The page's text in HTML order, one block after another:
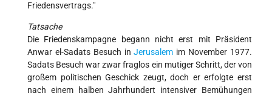
Friedensvertrags."
Tatsache
Die Friedenskampagne begann nicht erst mit Präsident
Anwar el-Sadats Besuch inJerusalem im November 1977.
Sadats Besuch war zwar fraglos ein mutiger Schritt, der von
großem politischen Geschick zeugt, doch er erfolgte erst
nach einem halben Jahrhundert intensiver Bemühungen